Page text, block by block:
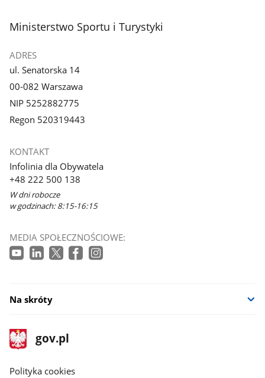
stopka
Ministerstwo Sportu i Turystyki
ADRES
ul. Senatorska 14
00-082 Warszawa
NIP 5252882775
Regon 520319443
KONTAKT
Infolinia dla Obywatela
+48 222 500 138
W dni robocze
w godzinach: 8:15-16:15
MEDIA SPOŁECZNOŚCIOWE:
Na skróty
stopka
gov.pl
Strona
gov.pl
gov.pl
Polityka cookies